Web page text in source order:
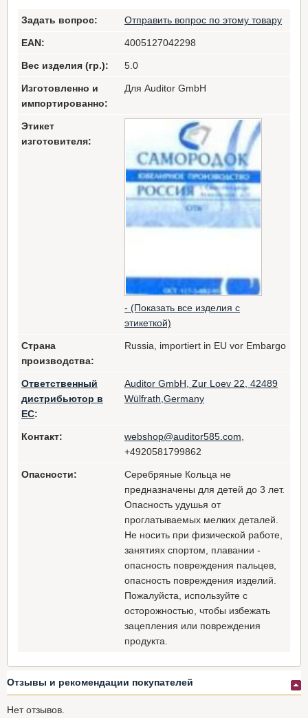
Задать вопрос: Отправить вопрос по этому товару
EAN: 4005127042298
Вес изделия (гр.): 5.0
Изготовленно и
импортированно:
Для Auditor GmbH
Этикет
изготовителя:
- (Показать все изделия с
этикеткой)
Страна
производства:
Russia, importiert in EU vor Embargo
Ответственный
дистрибьютор в
ЕС:
Auditor GmbH, Zur Loev 22, 42489
Wülfrath,Germany
Контакт: webshop@auditor585.com
+4920581799862
Опасности:
Серебряные Кольца не
предназначены для детей до 3 лет.
Опасность удушья от
проглатываемых мелких деталей.
Не носить при физической работе,
занятиях спортом, плавании -
опасность повреждения пальцев,
опасность повреждения изделий.
Пожалуйста, используйте с
осторожностью, чтобы избежать
зацепления или повреждения
продукта.
Отзывы и рекомендации покупателей
Нет отзывов.